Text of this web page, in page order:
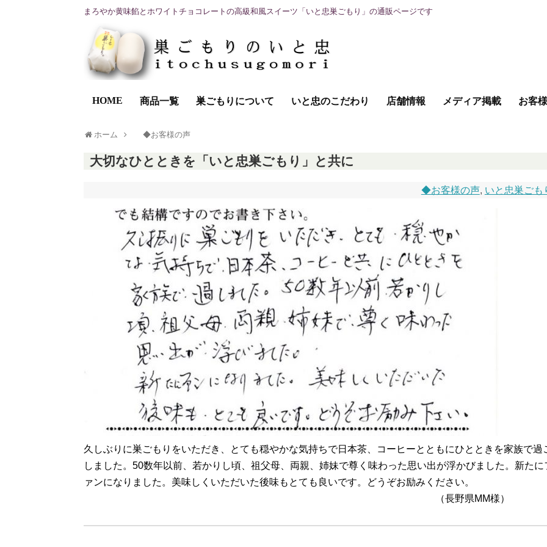
まろやか黄味餡とホワイトチョコレートの高級和風スイーツ「いと忠巣ごもり」の通販ページです
HOME 商品一覧 巣ごもりについて いと忠のこだわり 店舗情報 メディア掲載 お客
ホーム ◆お客様の声
大切なひとときを「いと忠巣ごもり」と共に
◆お客様の声, いと忠巣ごも
久しぶりに巣ごもりをいただき、とても穏やかな気持ちで日本茶、コーヒーとともにひとときを家族で過
しました。50数年以前、若かりし頃、祖父母、両親、姉妹で尊く味わった思い出が浮かびました。新たに
ァンになりました。美味しくいただいた後味もとても良いです。どうぞお励みください。
（長野県MM様）